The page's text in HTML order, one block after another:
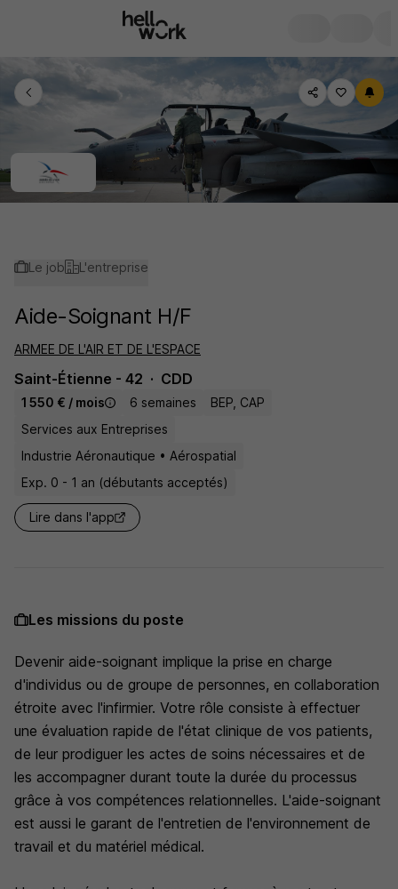
Le job L'entreprise
Aide-Soignant H/F
ARMEE DE L'AIR ET DE L'ESPACE
Saint-Étienne - 42 CDD
1 550 € / mois 6 semaines
BEP, CAP
Services aux Entreprises
Industrie Aéronautique • Aérospatial
Exp. 0 - 1 an (débutants acceptés)
Lire dans l'app
Les missions du poste
Devenir aide-soignant implique la prise en charge
d'individus ou de groupe de personnes, en collaboration
étroite avec l'infirmier. Votre rôle consiste à effectuer
une évaluation rapide de l'état clinique de vos patients,
de leur prodiguer les actes de soins nécessaires et de
les accompagner durant toute la durée du processus
grâce à vos compétences relationnelles. L'aide-soignant
est aussi le garant de l'entretien de l'environnement de
travail et du matériel médical.